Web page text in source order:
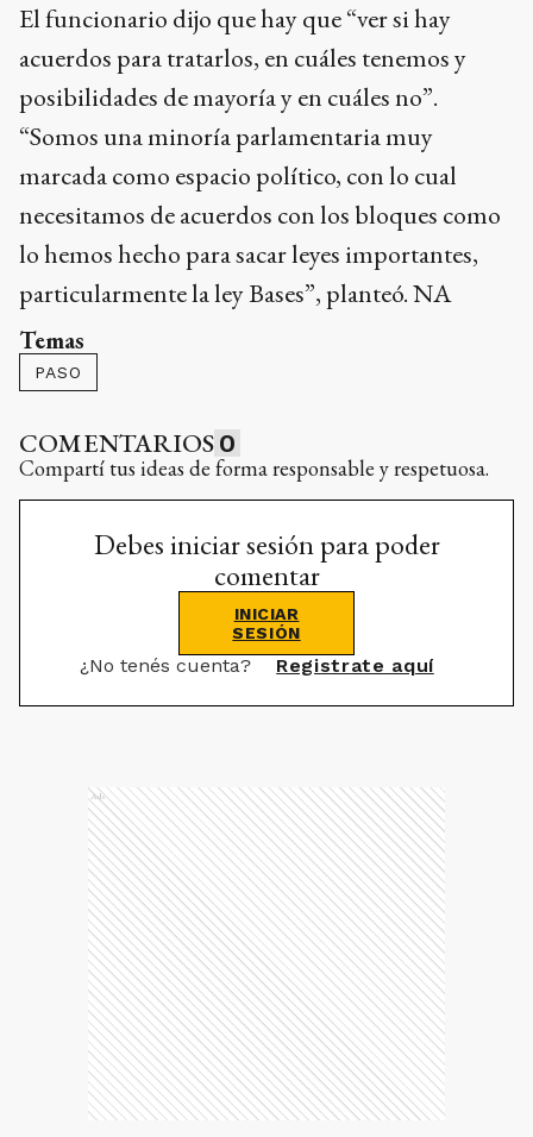
El funcionario dijo que hay que “ver si hay
acuerdos para tratarlos, en cuáles tenemos y
posibilidades de mayoría y en cuáles no”.
“Somos una minoría parlamentaria muy
marcada como espacio político, con lo cual
necesitamos de acuerdos con los bloques como
lo hemos hecho para sacar leyes importantes,
particularmente la ley Bases”, planteó. NA
Temas
PASO
COMENTARIOS 0
Compartí tus ideas de forma responsable y respetuosa.
Debes iniciar sesión para poder
comentar
INICIAR
SESIÓN
¿No tenés cuenta? Registrate aquí
Ads